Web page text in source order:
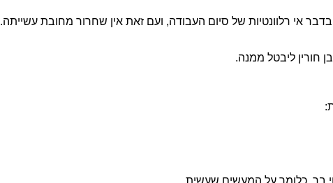
אי רלוונטיות של סיום העבודה, ועם זאת אין שחרור מחובת עשייתה.
חורין ליבטל ממנה.
בך, כלומר על המעשים שעשית.